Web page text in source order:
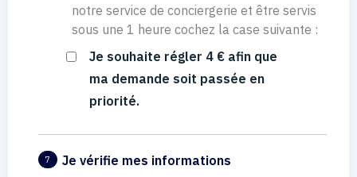
notre service de conciergerie et être servis
sous une 1 heure cochez la case suivante :
Je souhaite régler 4 € afin que
ma demande soit passée en
priorité.
7 Je vérifie mes informations